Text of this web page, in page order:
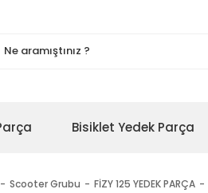
Bisiklet Yedek Parça
Scooter Grubu FİZY 125 YEDEK PARÇA